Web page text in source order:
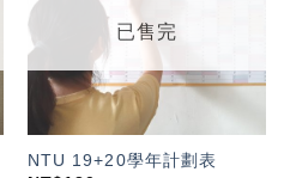
已售完
NTU 19+20學年計劃表